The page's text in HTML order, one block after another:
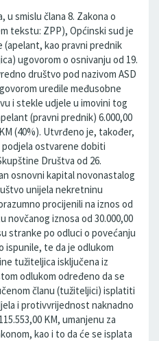
u smislu člana 8. Zakona o
tekstu: ZPP), Općinski sud je
kao pravni prednik
ugovorom o osnivanju od 19.
društvo pod nazivom ASD
uredile međusobne
i stekle udjele u imovini tog
(pravni prednik) 6.000,00
(40%). Utvrđeno je, također,
ostvarene dobiti
Društva od 26.
osnovni kapital novonastalog
unijela nekretninu
procijenili na iznos od
novčanog iznosa od 30.000,00
stranke po odluci o povećanju
ispunile, te da je odlukom
tužiteljica isključena iz
odlukom određeno da se
članu (tužiteljici) isplatiti
i protivvrijednost naknadno
KM, umanjenu za
kao i to da će se isplata